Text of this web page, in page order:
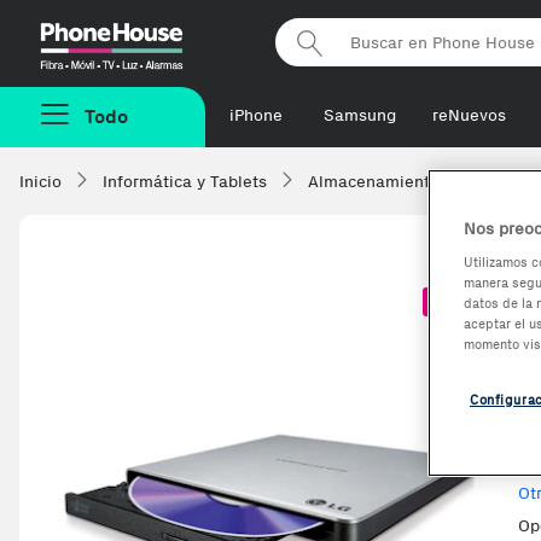
Phonehouse
Todo iPhone Samsung reNuevos
Inicio Informática y Tablets Almacenamiento
-8,26%
Nos
Utilizamos
manera
datos de la
aceptar el
momento